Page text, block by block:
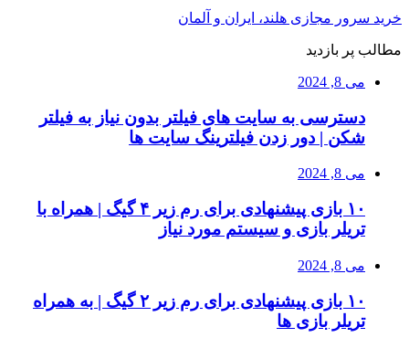
خرید سرور مجازی هلند، ایران و آلمان
مطالب پر بازدید
می 8, 2024
دسترسی به سایت های فیلتر بدون نیاز به فیلتر
شکن | دور زدن فیلترینگ سایت ها
می 8, 2024
۱۰ بازی پیشنهادی برای رم زیر ۴ گیگ | همراه با
تریلر بازی و سیستم مورد نیاز
می 8, 2024
۱۰ بازی پیشنهادی برای رم زیر ۲ گیگ | به همراه
تریلر بازی ها